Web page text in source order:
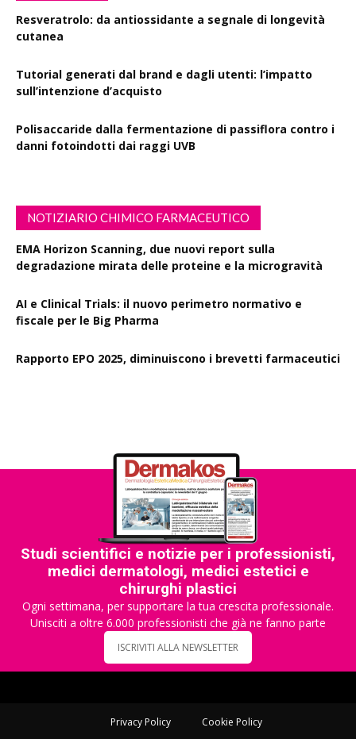
Resveratrolo: da antiossidante a segnale di longevità
cutanea
Tutorial generati dal brand e dagli utenti: l’impatto
sull’intenzione d’acquisto
Polisaccaride dalla fermentazione di passiflora contro i
danni fotoindotti dai raggi UVB
NOTIZIARIO CHIMICO FARMACEUTICO
EMA Horizon Scanning, due nuovi report sulla
degradazione mirata delle proteine e la microgravità
AI e Clinical Trials: il nuovo perimetro normativo e
fiscale per le Big Pharma
Rapporto EPO 2025, diminuiscono i brevetti farmaceutici
Studi scientifici e notizie per i professionisti,
medici dermatologi, medici estetici e
chirurghi plastici
Ogni settimana, per supportare la tua crescita professionale.
Unisciti a oltre 6.000 professionisti che già ne fanno parte
ISCRIVITI ALLA NEWSLETTER
Privacy Policy Cookie Policy